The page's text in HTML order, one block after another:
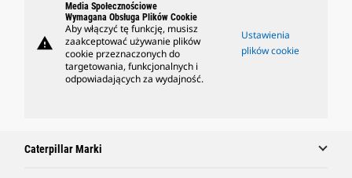
warning
Media Społecznościowe
Wymagana Obsługa Plików Cookie
Aby włączyć tę funkcję, musisz
zaakceptować używanie plików
cookie przeznaczonych do
targetowania, funkcjonalnych i
odpowiadających za wydajność.
Ustawienia
plików cookie
Caterpillar Marki